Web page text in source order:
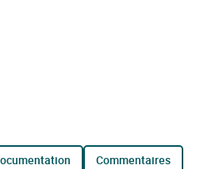
documentation commentaires